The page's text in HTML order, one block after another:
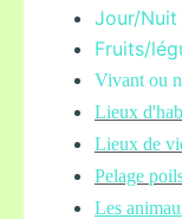
Jour/Nuit
Fruits/
Vivant ou
Lieux
Lieux de
Pelage
Les